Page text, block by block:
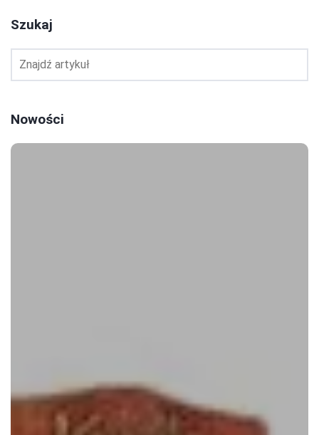
Szukaj
Nowości